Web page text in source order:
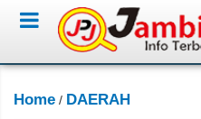
Home / DAERAH